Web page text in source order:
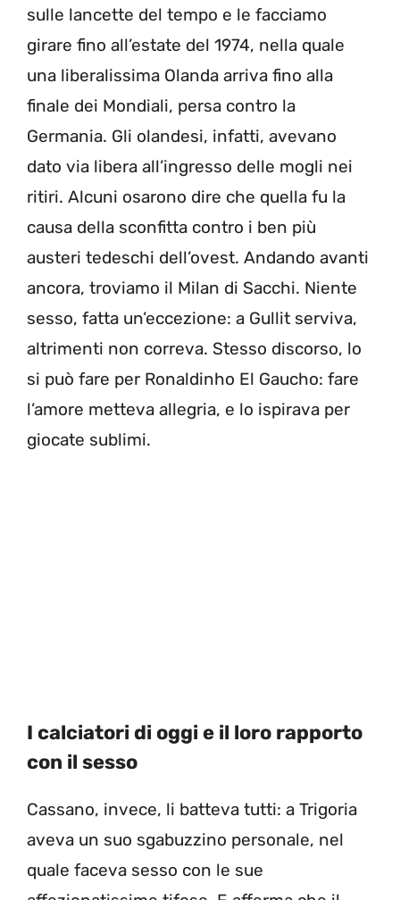
sulle lancette del tempo e le facciamo
girare fino all’estate del 1974, nella quale
una liberalissima Olanda arriva fino alla
finale dei Mondiali, persa contro la
Germania. Gli olandesi, infatti, avevano
dato via libera all’ingresso delle mogli nei
ritiri. Alcuni osarono dire che quella fu la
causa della sconfitta contro i ben più
austeri tedeschi dell’ovest. Andando avanti
ancora, troviamo il Milan di Sacchi. Niente
sesso, fatta un’eccezione: a Gullit serviva,
altrimenti non correva. Stesso discorso, lo
si può fare per Ronaldinho El Gaucho: fare
l’amore metteva allegria, e lo ispirava per
giocate sublimi.
I calciatori di oggi e il loro rapporto
con il sesso
Cassano, invece, li batteva tutti: a Trigoria
aveva un suo sgabuzzino personale, nel
quale faceva sesso con le sue